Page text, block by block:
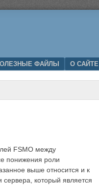
ФАЙЛЫ О САЙТЕ
FSMO между
понижения роли
выше относится и к
который является